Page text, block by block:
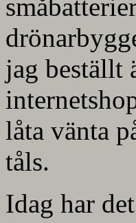
jag beställt
låta vänta
tåls.
Idag har